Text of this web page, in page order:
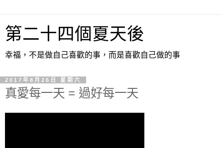
第二十四個夏天後
幸福，不是做自己喜歡的事，而是喜歡自己做的事
2017年8月26日 星期六
真愛每一天 = 過好每一天